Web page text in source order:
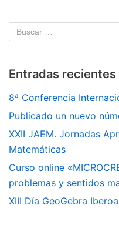
Entradas recientes
8ª Conferencia
Publicado un nuevo
XXII JAEM. Jornadas
Matemáticas
Curso online
problemas y sentidos
XIII Día GeoGebra